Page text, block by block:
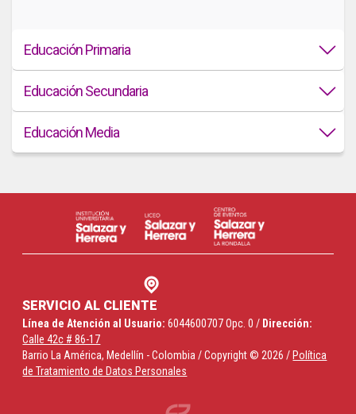
EducaciónPrimaria
EducaciónSecundaria
EducaciónMedia
SERVICIO AL CLIENTE
Línea de Atención al Usuario: 6044600707 Opc. 0 / Dirección:
Calle 42c # 86-17
Barrio La América, Medellín - Colombia / Copyright © 2026 / Política
de Tratamiento de Datos Personales